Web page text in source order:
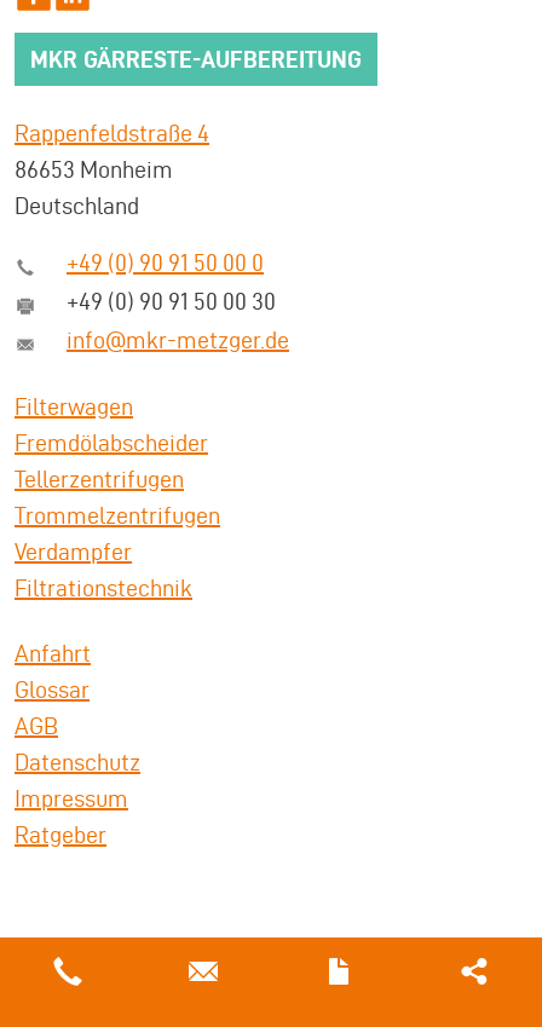
MKR GÄRRESTE-AUFBEREITUNG
Rappenfeldstraße 4
86653 Monheim
Deutschland
+49 (0) 90 91 50 00 0
+49 (0) 90 91 50 00 30
info@mkr-metzger.de
Filterwagen
Fremdölabscheider
Tellerzentrifugen
Trommelzentrifugen
Verdampfer
Filtrationstechnik
Anfahrt
Glossar
AGB
Datenschutz
Impressum
Ratgeber